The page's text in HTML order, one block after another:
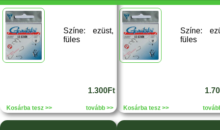
Színe: ezüst,
füles
1.300Ft
Kosárba tesz >> tovább >>
Színe:
füles
Kosárba tesz >>